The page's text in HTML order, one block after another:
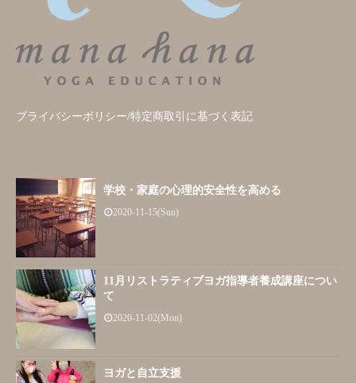
プライバシーポリシー/特定商取引に基づく表記
学校・家庭の心理的安全性を高める
2020-11-15(Sun)
11月リストラティブヨガ指導者養成講座につい
て
2020-11-02(Mon)
ヨガと自立支援